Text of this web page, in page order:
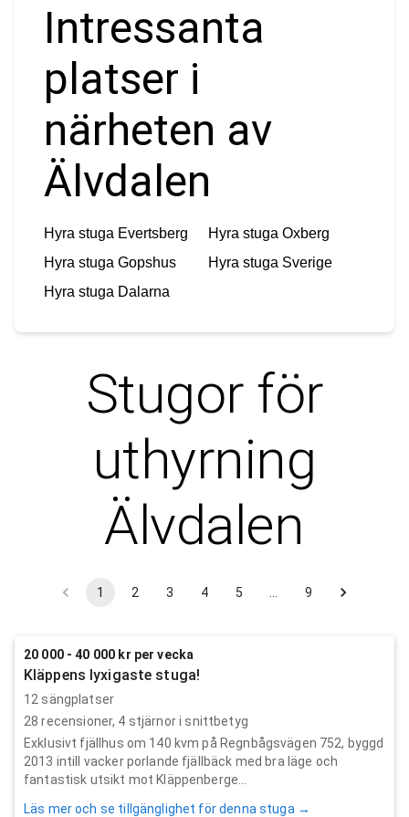
Intressanta
platser i
närheten av
Älvdalen
Hyra stuga Evertsberg Hyra stuga Oxberg
Hyra stuga Gopshus Hyra stuga Sverige
Hyra stuga Dalarna
Stugor för
uthyrning
Älvdalen
1 2 3 4 5 9
20 000 - 40 000 kr per vecka
Kläppens lyxigaste stuga!
12 sängplatser
28 recensioner, 4 stjärnor i snittbetyg
Exklusivt fjällhus om 140 kvm på Regnbågsvägen 752, byggd
2013 intill vacker porlande fjällbäck med bra läge och
fantastisk utsikt mot Kläppenberge...
Läs mer och se tillgänglighet för denna stuga →